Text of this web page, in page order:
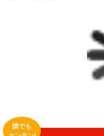
誰でも